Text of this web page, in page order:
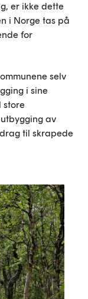
er ikke dette
i Norge tas på
for
selv
i sine
store
av
til skrapede